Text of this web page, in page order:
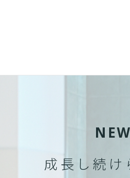
成長し続け